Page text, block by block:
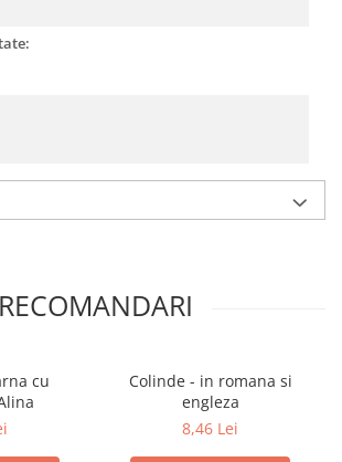
RECOMANDARI
cu
Colinde - in romana si
engleza
8,46 Lei